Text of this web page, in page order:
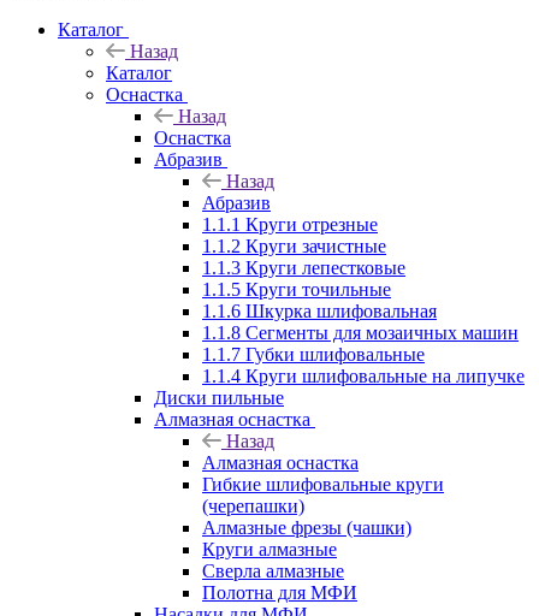
Каталог
Назад
Каталог
Оснастка
Назад
Оснастка
Абразив
Назад
Абразив
1.1.1 Круги отрезные
1.1.2 Круги зачистные
1.1.3 Круги лепестковые
1.1.5 Круги точильные
1.1.6 Шкурка шлифовальная
1.1.8 Сегменты для мозаичных машин
1.1.7 Губки шлифовальные
1.1.4 Круги шлифовальные на липучке
Диски пильные
Алмазная оснастка
Назад
Алмазная оснастка
Гибкие шлифовальные круги
(черепашки)
Алмазные фрезы (чашки)
Круги алмазные
Сверла алмазные
Полотна для МФИ